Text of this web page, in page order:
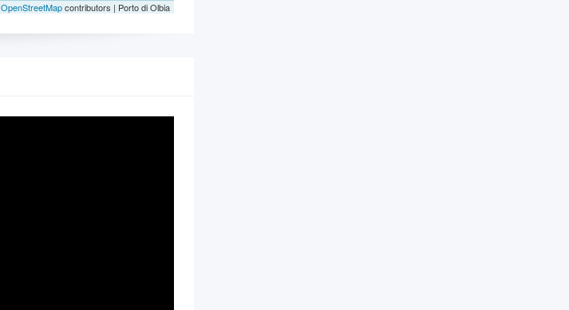
OpenStreetMapcontributors | Porto di Olbia